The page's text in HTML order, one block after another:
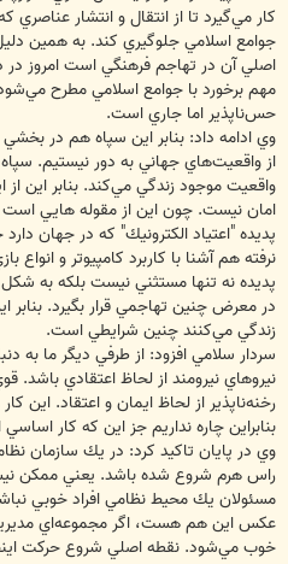
كار مي‌گيرد تا از انتقال‌ و انتشار
جوامع‌ اسلامي‌ جلوگيري‌ كند. به‌ همين‌
اصلي‌ آن‌ در تهاجم‌ فرهنگي‌ است‌ امروز در
مهم‌ برخورد با جوامع‌ اسلامي‌ مطرح‌
حس‌ناپذير اما جاري است.
وي ادامه داد: بنابر اين‌ سپاه‌ هم‌ در
از واقعيت‌هاي‌ جهاني‌ به‌ دور نيستيم.
واقعيت‌ موجود زندگي‌ مي‌كند. بنابر اين‌ از
امان‌ نيست. چون‌ اين‌ از مقوله‌ هايي‌ است‌
پديده‌ "اعتياد الكترونيك" كه‌ در جهان‌
نرفته‌ هم‌ آشنا با كاربرد كامپيوتر و
پديده‌ نه‌ تنها مستثني‌ نيست‌ بلكه‌ به‌
در معرض‌ چنين‌ تهاجمي‌ قرار بگيرد.
زندگي‌ مي‌كنند چنين‌ شرايطي‌ است.
سردار سلامي افزود: از طرفي‌ ديگر ما به‌
نيروهاي‌ نيرومند از لحاظ‌ اعتقادي‌ باشد.
رخنه‌ناپذير از لحاظ‌ ايمان‌ و اعتقاد. اين‌
بنابراين‌ چاره‌ نداريم‌ جز اين‌ كه‌ كار
وي در پايان تاكيد كرد: در يك‌ سازمان‌
راس‌ هرم‌ شروع‌ شده‌ باشد. يعني‌ ممكن‌
مسئولان‌ يك‌ محيط‌ نظامي‌ افراد خوبي‌
عكس‌ اين‌ هم‌ هست، اگر مجموعه‌اي‌
خوب‌ مي‌شود. نقطه‌ اصلي‌ شروع‌ حركت‌